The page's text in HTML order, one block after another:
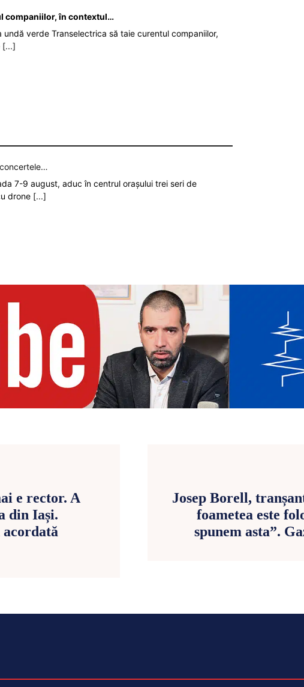
companiilor, în contextul…
verde Transelectrica să taie curentul companiilor,
[...]
7-9 august, aduc în centrul orașului trei seri de
drone [...]
e rector. A
din Iași.
acordată
Josep Borell,
foametea este
spunem asta”.